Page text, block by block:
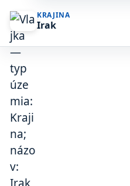
KRAJINA
Irak